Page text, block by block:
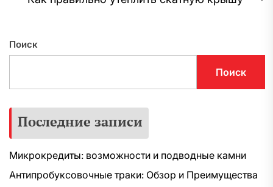
запись:
Поиск
Поиск
Последние записи
Микрокредиты: возможности и подводные камни
Антипробуксовочные траки: Обзор и Преимущества